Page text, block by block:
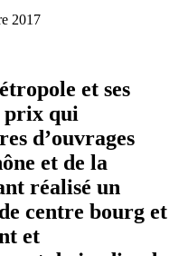
2017
et ses
prix qui
d’ouvrages
et de la
réalisé un
centre bourg et
et